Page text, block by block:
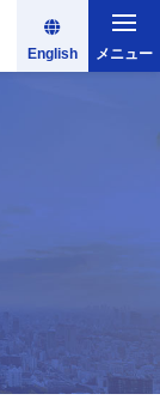
English メニュー